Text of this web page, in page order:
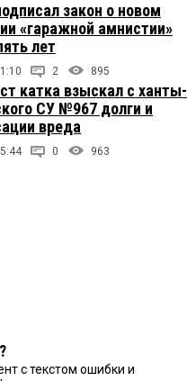
закон о новом
«гаражной амнистии»
лет
2 895
катка взыскал с ханты-
СУ №967 долги и
вреда
0 963
с текстом ошибки и